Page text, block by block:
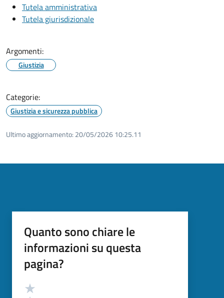
Tutela amministrativa
Tutela giurisdizionale
Argomenti:
Giustizia
Categorie:
Giustizia e sicurezza pubblica
Ultimo aggiornamento: 20/05/2026 10:25.11
Quanto sono chiare le
informazioni su questa
pagina?
Valutazione